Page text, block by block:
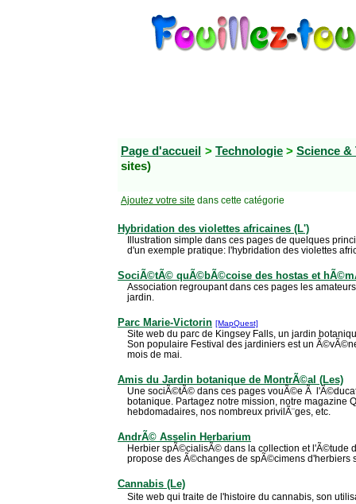
Page d'accueil > Technologie > Science &
sites)
Ajoutez votre site dans cette catégorie
Hybridation des violettes africaines (L')
Illustration simple dans ces pages de quelques
d'un exemple pratique: l'hybridation des violettes
SociÃ©tÃ© quÃ©bÃ©coise des hostas et
Association regroupant dans ces pages les
jardin.
Parc Marie-Victorin [MapQuest]
Site web du parc de Kingsey Falls, un jardin
Son populaire Festival des jardiniers est un
mois de mai.
Amis du Jardin botanique de MontrÃ©al (Les)
Une sociÃ©tÃ© dans ces pages vouÃ©e Ã
botanique. Partagez notre mission, notre magazine
hebdomadaires, nos nombreux privilÃ¨ges, etc.
AndrÃ© Asselin Herbarium
Herbier spÃ©cialisÃ© dans la collection et l'Ã©tude
propose des Ã©changes de spÃ©cimens d'herbiers
Cannabis (Le)
Site web qui traite de l'histoire du cannabis, son